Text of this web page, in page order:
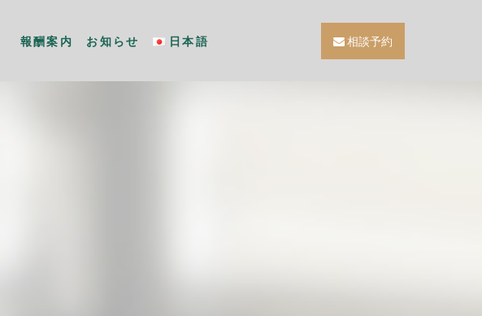
報酬案内 お知らせ 日本語 相談予約